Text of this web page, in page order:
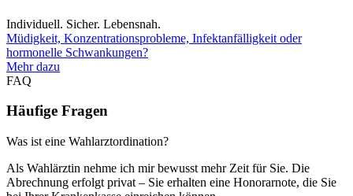
Individuell. Sicher. Lebensnah.
Müdigkeit, Konzentrationsprobleme, Infektanfälligkeit oder
hormonelle Schwankungen?
Mehr dazu
FAQ
Häufige Fragen
Was ist eine Wahlarztordination?
Als Wahlärztin nehme ich mir bewusst mehr Zeit für Sie. Die
Abrechnung erfolgt privat – Sie erhalten eine Honorarnote, die Sie